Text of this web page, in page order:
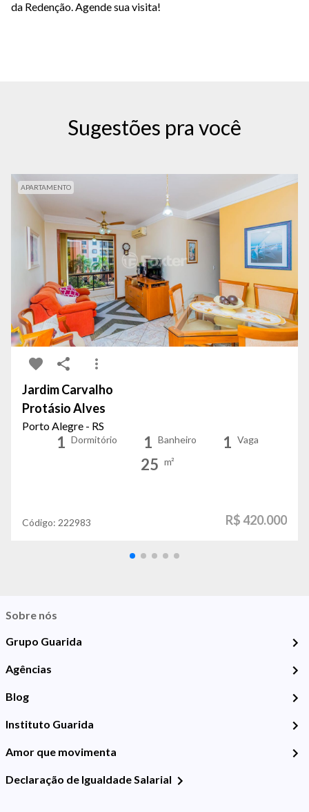
da Redenção. Agende sua visita!
Sugestões pra você
APARTAMENTO
Jardim Carvalho
Protásio Alves
Porto Alegre - RS
1 Dormitório 1 Banheiro 1 Vaga
25 m²
Código: 222983 R$ 420.000
Sobre nós
Grupo Guarida
Agências
Blog
Instituto Guarida
Amor que movimenta
Declaração de Igualdade Salarial